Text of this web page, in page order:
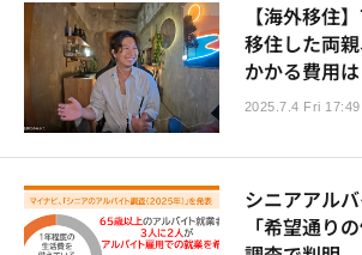
【海外移住
移住した両
かかる費用は
2025.7.4 Fri 17:49
シニアアル
「希望通り